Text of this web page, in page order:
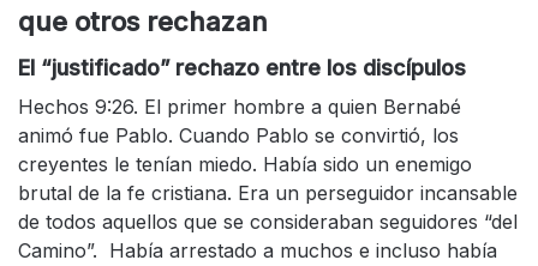
que otros rechazan
El “justificado” rechazo entre los discípulos
Hechos 9:26. El primer hombre a quien Bernabé
animó fue Pablo. Cuando Pablo se convirtió, los
creyentes le tenían miedo. Había sido un enemigo
brutal de la fe cristiana. Era un perseguidor incansable
de todos aquellos que se consideraban seguidores “del
Camino”. Había arrestado a muchos e incluso había